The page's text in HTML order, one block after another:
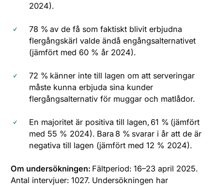
2024).
78 % av de få som faktiskt blivit erbjudna
flergångskärl valde ändå engångsalternativet
(jämfört med 60 % år 2024).
72 % känner inte till lagen om att serveringar
måste kunna erbjuda sina kunder
flergångsalternativ för muggar och matlådor.
En majoritet är positiva till lagen, 61 % (jämfört
med 55 % 2024). Bara 8 % svarar i år att de är
negativa till lagen (jämfört med 12 % 2024).
Om undersökningen: Fältperiod: 16–23 april 2025.
Antal intervjuer: 1027. Undersökningen har